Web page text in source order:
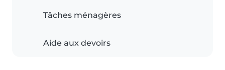
Tâches ménagères
Aide aux devoirs